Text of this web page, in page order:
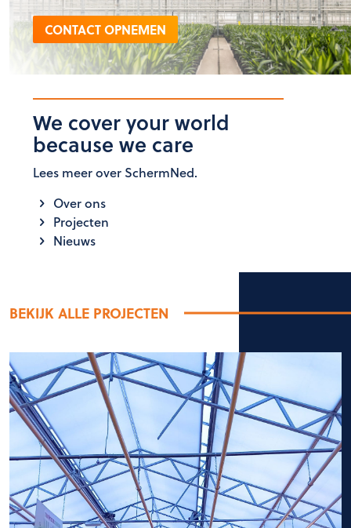
CONTACT OPNEMEN
We cover your world
because we care
Lees meer over SchermNed.
Over ons
Projecten
Nieuws
BEKIJK ALLE PROJECTEN